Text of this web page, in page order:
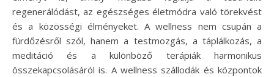
regenerálódást, az egészséges életmódra való törekvést
és a közösségi élményeket. A wellness nem csupán a
fürdőzésről szól, hanem a testmozgás, a táplálkozás, a
meditáció és a különböző terápiák harmonikus
összekapcsolásáról is. A wellness szállodák és központok